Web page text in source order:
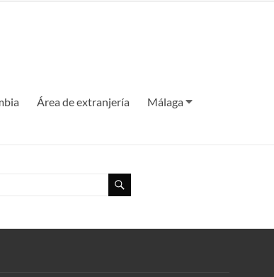
Área de extranjería
Málaga